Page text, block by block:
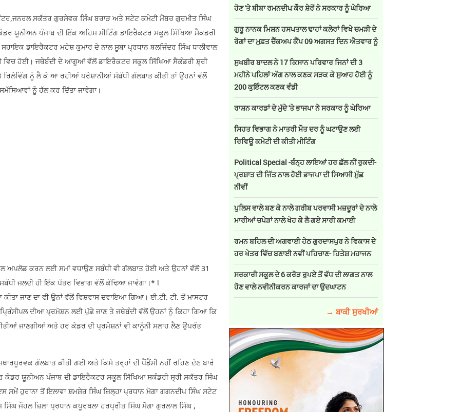
ਸਕੱਤਰ ਗੁਰਸੇਵਕ ਸਿੰਘ ਬਰਾੜ ਅਤੇ ਸਟੇਟ ਕਮੇਟੀ ਮੈਂਬਰ ਗੁਰਮੀਤ ਸਿੰਘ
ਯੂਨੀਅਨ ਪੰਜਾਬ ਦੀ ਇੱਕ ਅਹਿਮ ਮੀਟਿੰਗ ਡਾਇਰੈਕਟਰ ਸਕੂਲ ਸਿੱਖਿਆ ਸੈਕਡਰੀ
ਡਾਇਰੈਕਟਰ ਮਹੇਸ਼ ਕੁਮਾਰ ਦੇ ਨਾਲ ਸੂਬਾ ਪ੍ਰਧਾਨ ਬਲਜਿੰਦਰ ਸਿੰਘ ਧਾਲੀਵਾਲ
ਵਿਚ ਹੋਈ। ਜਥੇਬੰਦੀ ਦੇ ਆਗੂਆਂ ਵੱਲੋਂ ਡਾਇਰੈਕਟਰ ਸਕੂਲ ਸਿੱਖਿਆ ਸੈਕੰਡਰੀ ਸ਼੍ਰੀ
ਨੂੰ ਲੈ ਕੇ ਆ ਰਹੀਆਂ ਪਰੇਸ਼ਾਨੀਆਂ ਸੰਬੰਧੀ ਗੱਲਬਾਤ ਕੀਤੀ ਤਾਂ ਉਹਨਾਂ ਵੱਲੋਂ
ਨੂੰ ਹੱਲ ਕਰ ਦਿੱਤਾ ਜਾਵੇਗਾ।
ਕਰਨ ਲਈ ਸਮਾਂ ਵਧਾਉਣ ਸਬੰਧੀ ਵੀ ਗੱਲਬਾਤ ਹੋਈ ਅਤੇ ਉਹਨਾਂ ਵੱਲੋਂ 31
ਜਲਦੀ ਹੀ ਇੱਕ ਪੱਤਰ ਵਿਭਾਗ ਵੱਲੋਂ ਕੱਢਿਆ ਜਾਵੇਗਾ।* l
ਜਾਣ ਦਾ ਵੀ ਉਨਾਂ ਵੱਲੋਂ ਵਿਸ਼ਵਾਸ ਦਵਾਇਆ ਗਿਆ। ਈ.ਟੀ. ਟੀ. ਤੋਂ ਮਾਸਟਰ
ਦੀਆ ਪ੍ਰਮੋਸ਼ਨ ਲਈ ਪੁੱਛੇ ਜਾਣ ਤੇ ਜਥੇਬੰਦੀ ਵੱਲੋਂ ਉਹਨਾਂ ਨੂੰ ਕਿਹਾ ਗਿਆ ਕਿ
ਜਾਣਗੀਆਂ ਅਤੇ ਹਰ ਕੇਡਰ ਦੀ ਪ੍ਰਮੋਸ਼ਨਾਂ ਵੀ ਕਾਨੂੰਨੀ ਸਲਾਹ ਲੈਣ ਉਪਰੰਤ
ਗੱਲਬਾਤ ਕੀਤੀ ਗਈ ਅਤੇ ਕਿਸੇ ਤਰ੍ਹਾਂ ਦੀ ਪੈਂਡੈਂਸੀ ਨਹੀਂ ਰਹਿਣ ਦੇਣ ਬਾਰੇ
ਯੂਨੀਅਨ ਪੰਜਾਬ ਦੀ ਡਾਇਰੈਕਟਰ ਸਕੂਲ ਸਿੱਖਿਆ ਸਕੰਡਰੀ ਸ੍ਰੀ ਸਕੱਤਰ ਸਿੰਘ
ਸਮੇਂ ਹੁਰਾਨਾ ਤੋਂ ਇਲਾਵਾ ਸ਼ਮਸ਼ੇਰ ਸਿੰਘ ਜ਼ਿਲ੍ਹਾ ਪ੍ਰਧਾਨ ਮੋਗਾ ਗਗਨਦੀਪ ਸਿੰਘ ਸਟੇਟ
ਜੌਹਲ ਜ਼ਿਲਾ ਪ੍ਰਧਾਨ ਕਪੂਰਥਲਾ ਹਰਪ੍ਰੀਤ ਸਿੰਘ ਮੋਗਾ ਗੁਰਲਾਲ ਸਿੰਘ ,
ਹੋਣ 'ਤੇ ਬੀਬਾ ਰਮਨਦੀਪ ਕੌਰ ਸ਼ੇਰੋਂ ਨੇ ਸਰਕਾਰ ਨੂੰ ਘੇਰਿਆ
ਗੁਰੂ ਨਾਨਕ ਮਿਸ਼ਨ ਹਸਪਤਾਲ ਢਾਹਾਂ ਕਲੇਰਾਂ ਵਿਖੇ ਚਮੜੀ ਦੇ
ਰੋਗਾਂ ਦਾ ਮੁਫ਼ਤ ਚੈੱਕਅਪ ਕੈਂਪ 09 ਅਗਸਤ ਦਿਨ ਐਤਵਾਰ ਨੂੰ
ਸੁਖਬੀਰ ਬਾਦਲ ਨੇ 17 ਕਿਸਾਨ ਪਰਿਵਾਰ ਜਿਨਾਂ ਦੀ 3
ਮਹੀਨੇ ਪਹਿਲਾਂ ਅੱਗ ਨਾਲ ਕਣਕ ਸੜਕ ਕੇ ਸੁਆਹ ਹੋਈ ਨੂੰ
200 ਕੁਇੰਟਲ ਕਣਕ ਵੰਡੀ
ਰਾਸ਼ਨ ਕਾਰਡਾਂ ਦੇ ਮੁੱਦੇ 'ਤੇ ਭਾਜਪਾ ਨੇ ਸਰਕਾਰ ਨੂੰ ਘੇਰਿਆ
ਸਿਹਤ ਵਿਭਾਗ ਨੇ ਮਾਤਰੀ ਮੌਤ ਦਰ ਨੂੰ ਘਟਾਉਣ ਲਈ
ਰਿਵਿਊ ਕਮੇਟੀ ਦੀ ਕੀਤੀ ਮੀਟਿੰਗ
Political Special -ਬੰਨ੍ਹ ਲਾਇਆਂ ਹਰ ਛੱਲ ਨੀਂ ਰੁਕਦੀ-
ਪ੍ਰਸ਼ਾਤ ਦੀ ਜਿੱਤ ਨਾਲ ਹੋਈ ਭਾਜਪਾ ਦੀ ਸਿਆਸੀ ਮੁੱਛ
ਨੀਵੀਂ
ਪੁਲਿਸ ਵਾਲੇ ਬਣ ਕੇ ਨਾਲੇ ਗਰੀਬ ਪਰਵਾਸੀ ਮਜ਼ਦੂਰਾਂ ਦੇ ਨਾਲੇ
ਮਾਰੀਆਂ ਚਪੇੜਾਂ ਨਾਲੇ ਖੋਹ ਕੇ ਲੈ ਗਏ ਸਾਰੀ ਕਮਾਈ
ਰਮਨ ਬਹਿਲ ਦੀ ਅਗਵਾਈ ਹੇਠ ਗੁਰਦਾਸਪੁਰ ਨੇ ਵਿਕਾਸ ਦੇ
ਹਰ ਖੇਤਰ ਵਿੱਚ ਬਣਾਈ ਨਵੀਂ ਪਹਿਚਾਣ- ਹਿਤੇਸ਼ ਮਹਾਜਨ
ਸਰਕਾਰੀ ਸਕੂਲ ਦੇ 6 ਕਰੋੜ ਰੁਪਏ ਤੋਂ ਵੱਧ ਦੀ ਲਾਗਤ ਨਾਲ
ਹੋਣ ਵਾਲੇ ਨਵੀਨੀਕਰਨ ਕਾਰਜਾਂ ਦਾ ਉਦਘਾਟਨ
→ ਬਾਕੀ ਸੁਰਖੀਆਂ